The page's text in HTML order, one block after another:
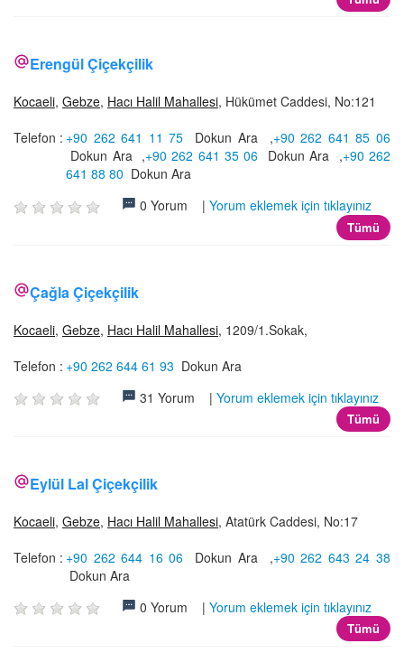
Erengül Çiçekçilik
Kocaeli, Gebze, Hacı Halil Mahallesi, Hükümet Caddesi, No:121
Telefon : +90 262 641 11 75 Dokun Ara,+90 262 641 85 06
Dokun Ara,+90 262 641 35 06 Dokun Ara ,+90 262
641 88 80 Dokun Ara
0 Yorum | Yorum eklemek için tıklayınız
Tümü
Çağla Çiçekçilik
Kocaeli, Gebze, Hacı Halil Mahallesi, 1209/1.Sokak,
Telefon : +90 262 644 61 93 Dokun Ara
31 Yorum | Yorum eklemek için tıklayınız
Tümü
Eylül Lal Çiçekçilik
Kocaeli, Gebze, Hacı Halil Mahallesi, Atatürk Caddesi, No:17
Telefon : +90 262 644 16 06 Dokun Ara ,+90 262 643 24 38
Dokun Ara
0 Yorum | Yorum eklemek için tıklayınız
Tümü